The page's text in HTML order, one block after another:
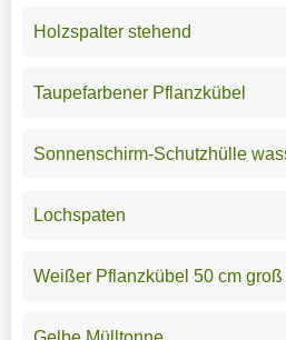
Holzspalter stehend
Taupefarbener Pflanzkübel
Sonnenschirm-Schutzhülle
Lochspaten
Weißer Pflanzkübel 50 cm groß